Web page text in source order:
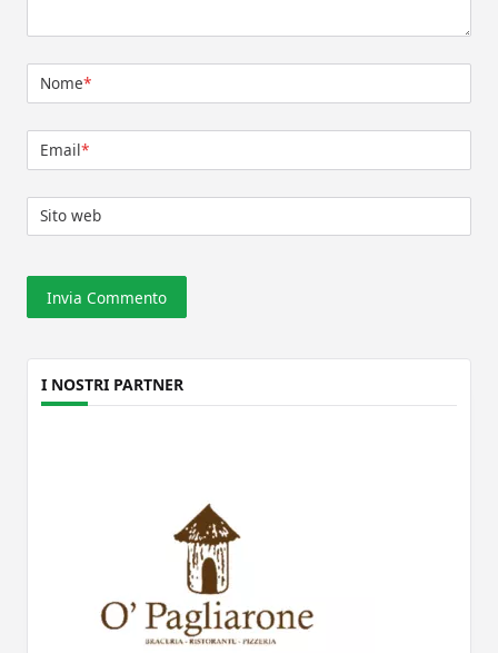
Nome*
Email*
Sito web
I NOSTRI PARTNER